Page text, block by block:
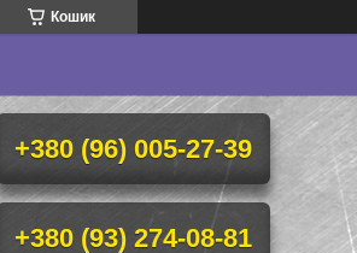
Кошик
+380 (96) 005-27-39
+380 (93) 274-08-81